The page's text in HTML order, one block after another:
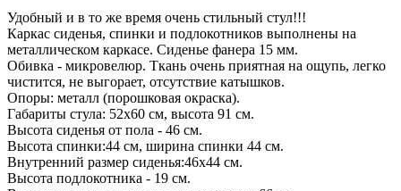
Удобный и в то же время очень стильный стул!!!
Каркас сиденья, спинки и подлокотников выполнены на
металлическом каркасе. Сиденье фанера 15 мм.
Обивка - микровелюр. Ткань очень приятная на ощупь, легко
чистится, не выгорает, отсутствие катышков.
Опоры: металл (порошковая окраска).
Габариты стула: 52х60 см, высота 91 см.
Высота сиденья от пола - 46 см.
Высота спинки:44 см, ширина спинки 44 см.
Внутренний размер сиденья:46х44 см.
Высота подлокотника - 19 см.